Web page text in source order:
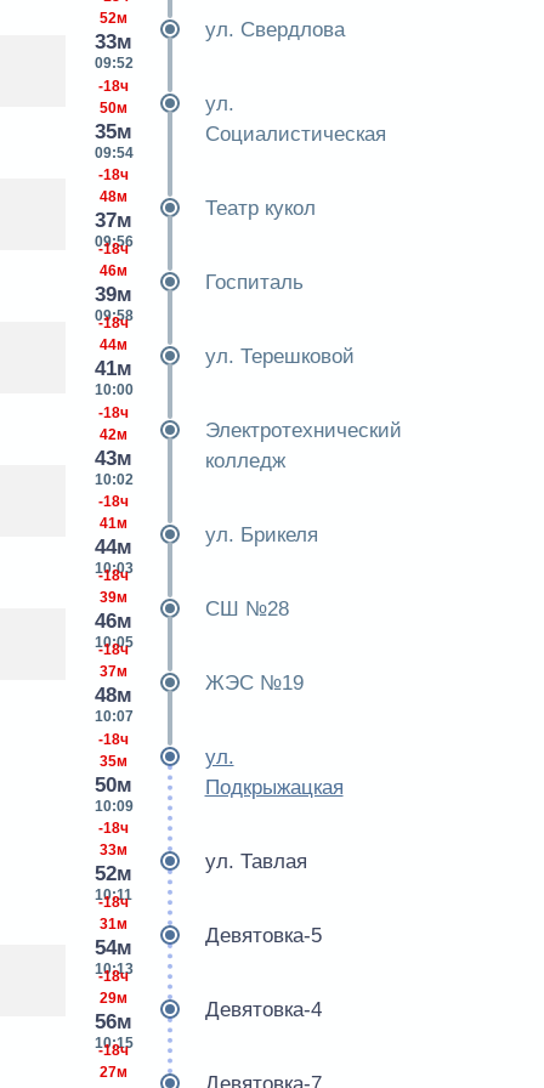
52м
33м
09:52
ул. Свердлова
-18ч
50м
35м
09:54
ул.
Социалистическая
-18ч
48м
37м
09:56
Театр кукол
-18ч
46м
39м
09:58
Госпиталь
-18ч
44м
41м
10:00
ул. Терешковой
-18ч
42м
43м
10:02
Электротехнический
колледж
-18ч
41м
44м
10:03
ул. Брикеля
-18ч
39м
46м
10:05
СШ №28
-18ч
37м
48м
10:07
ЖЭС №19
-18ч
35м
50м
10:09
ул.
Подкрыжацкая
-18ч
33м
52м
10:11
ул. Тавлая
-18ч
31м
54м
10:13
Девятовка-5
-18ч
29м
56м
10:15
Девятовка-4
-18ч
27м